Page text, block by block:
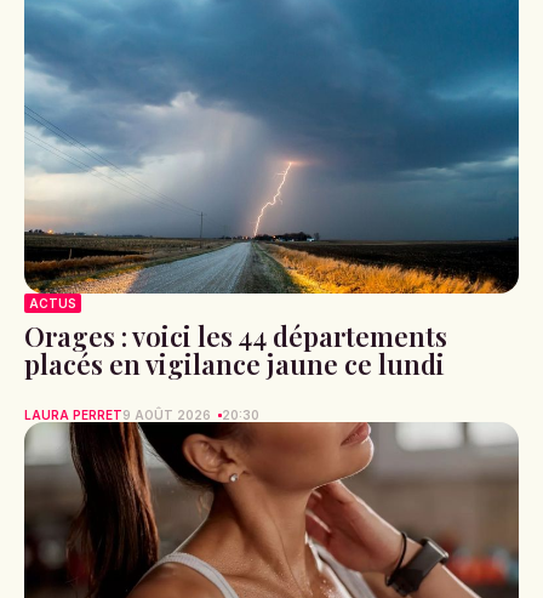
ACTUS
Orages : voici les 44 départements
placés en vigilance jaune ce lundi
LAURA PERRET9 AOÛT 2026 20:30